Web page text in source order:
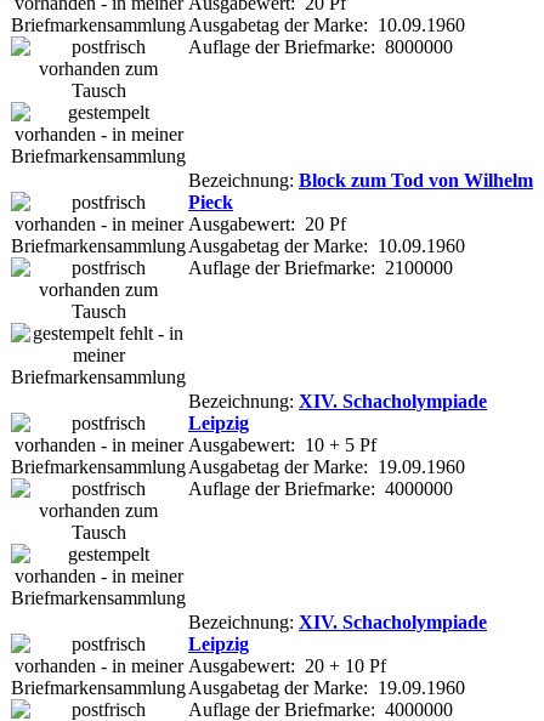
Ausgabetag der Marke: 10.09.1960
Auflage der Briefmarke: 8000000
Bezeichnung: Block zum Tod von Wilhelm
Pieck
Ausgabewert: 20 Pf
Ausgabetag der Marke: 10.09.1960
Auflage der Briefmarke: 2100000
Bezeichnung: XIV. Schacholympiade
Leipzig
Ausgabewert: 10 + 5 Pf
Ausgabetag der Marke: 19.09.1960
Auflage der Briefmarke: 4000000
Bezeichnung: XIV. Schacholympiade
Leipzig
Ausgabewert: 20 + 10 Pf
Ausgabetag der Marke: 19.09.1960
Auflage der Briefmarke: 4000000